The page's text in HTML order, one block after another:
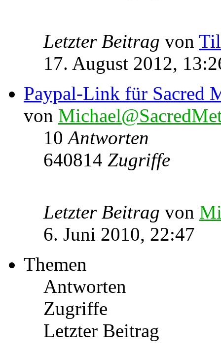
Letzter Beitrag von
17. August 2012,
Paypal-Link für Sacred
von
10Antworten
640814 Zugriffe
Letzter Beitrag von
6. Juni 2010, 22:47
Themen
Antworten
Zugriffe
Letzter Beitrag